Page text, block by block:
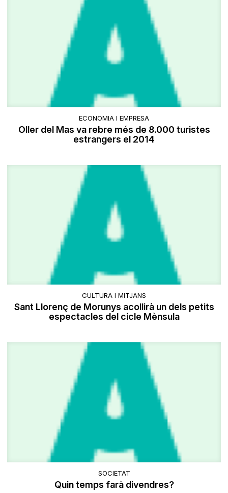
ECONOMIA I EMPRESA
Oller del Mas va rebre més de 8.000 turistes
estrangers el 2014
CULTURA I MITJANS
Sant Llorenç de Morunys acollirà un dels petits
espectacles del cicle Mènsula
SOCIETAT
Quin temps farà divendres?